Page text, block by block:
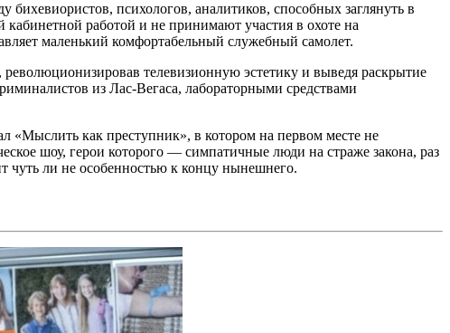
психологов, аналитиков, способных заглянуть в
работой и не принимают участия в охоте на
маленький комфортабельный служебный самолет.
телевизионную эстетику и выведя раскрытие
из Лас-Вегаса, лабораторными средствами
«Мыслить как преступник», в котором на первом месте не
шоу, герои которого — симпатичные люди на страже закона, раз
чуть ли не особенностью к концу нынешнего.